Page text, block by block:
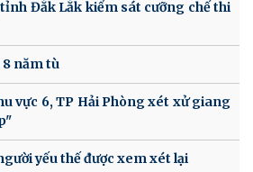
tỉnh Đắk Lắk kiểm sát cưỡng chế thi
năm tù
vực 6, TP Hải Phòng xét xử giang
yếu thế được xem xét lại